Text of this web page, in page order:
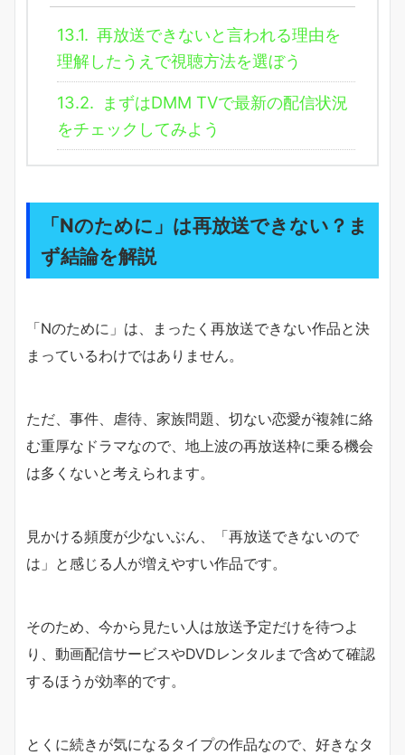
13.1. 再放送できないと言われる理由を
理解したうえで視聴方法を選ぼう
13.2.
まずはDMM TVで最新の配信状況
をチェックしてみよう
「Nのために」は再放送できない？ま
ず結論を解説
「Nのために」は、まったく再放送できない作品と決
まっているわけではありません。
ただ、事件、虐待、家族問題、切ない恋愛が複雑に絡
む重厚なドラマなので、地上波の再放送枠に乗る機会
は多くないと考えられます。
見かける頻度が少ないぶん、「再放送できないので
は」と感じる人が増えやすい作品です。
そのため、今から見たい人は放送予定だけを待つよ
り、動画配信サービスやDVDレンタルまで含めて確認
するほうが効率的です。
とくに続きが気になるタイプの作品なので、好きなタ